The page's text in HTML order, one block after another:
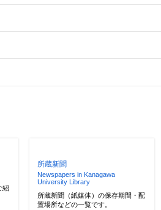
紹
所蔵新聞
Newspapers in Kanagawa
University Library
所蔵新聞（紙媒体）の保存期間・配
置場所などの一覧です。